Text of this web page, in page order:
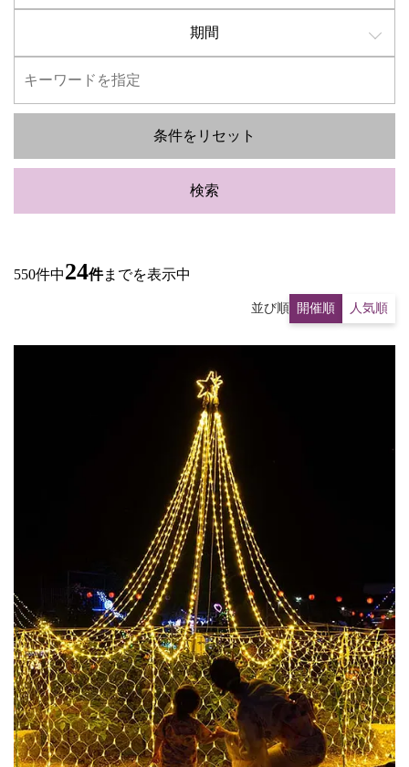
期間
条件をリセット
検索
550件中24件までを表示中
並び順 開催順 人気順